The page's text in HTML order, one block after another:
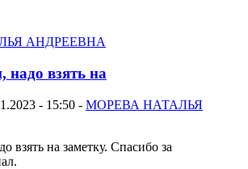
надо взять на
- 15:50 - МОРЕВА НАТАЛЬЯ
взять на заметку. Спасибо за